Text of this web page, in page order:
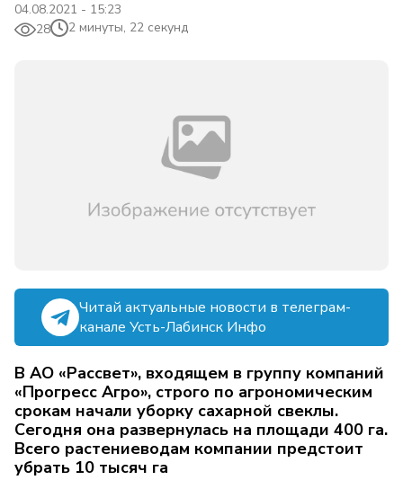
04.08.2021 - 15:23
28
2 минуты, 22 секунд
Читай актуальные новости в телеграм-
канале Усть-Лабинск Инфо
В АО «Рассвет», входящем в группу компаний
«Прогресс Агро», строго по агрономическим
срокам начали уборку сахарной свеклы.
Сегодня она развернулась на площади 400 га.
Всего растениеводам компании предстоит
убрать 10 тысяч га